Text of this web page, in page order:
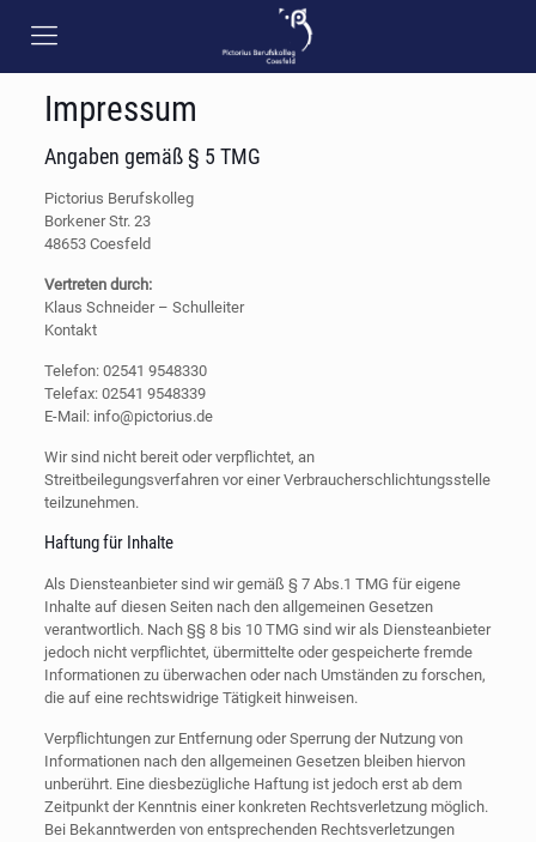
Impressum
Angaben gemäß § 5 TMG
Pictorius Berufskolleg
Borkener Str. 23
48653 Coesfeld
Vertreten durch:
Klaus Schneider – Schulleiter
Kontakt
Telefon: 02541 9548330
Telefax: 02541 9548339
E-Mail: info@pictorius.de
Wir sind nicht bereit oder verpflichtet, an
Streitbeilegungsverfahren vor einer Verbraucherschlichtungsstelle
teilzunehmen.
Haftung für Inhalte
Als Diensteanbieter sind wir gemäß § 7 Abs.1 TMG für eigene
Inhalte auf diesen Seiten nach den allgemeinen Gesetzen
verantwortlich. Nach §§ 8 bis 10 TMG sind wir als Diensteanbieter
jedoch nicht verpflichtet, übermittelte oder gespeicherte fremde
Informationen zu überwachen oder nach Umständen zu forschen,
die auf eine rechtswidrige Tätigkeit hinweisen.
Verpflichtungen zur Entfernung oder Sperrung der Nutzung von
Informationen nach den allgemeinen Gesetzen bleiben hiervon
unberührt. Eine diesbezügliche Haftung ist jedoch erst ab dem
Zeitpunkt der Kenntnis einer konkreten Rechtsverletzung möglich.
Bei Bekanntwerden von entsprechenden Rechtsverletzungen